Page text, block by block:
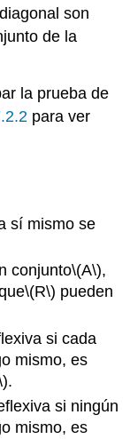
son
de la
la prueba de
para ver
sí mismo se
conjunto\(A\),
\(R\) pueden
si cada
mismo, es
.
si ningún
mismo, es